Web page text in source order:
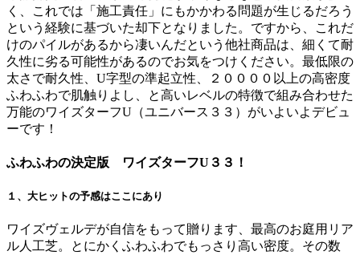
く、これでは「施工責任」にもかかわる問題が生じるだろう
という経験に基づいた却下となりました。ですから、これだ
けのパイルがあるから凄いんだという他社商品は、細くて耐
久性に劣る可能性があるのでお気をつけください。最低限の
太さで耐久性、U字型の準起立性、２００００以上の高密度
ふわふわで肌触りよし、と高いレベルの特徴で組み合わせた
万能のワイズターフU（ユニバース３３）がいよいよデビュ
ーです！
ふわふわの決定版 ワイズターフU３３！
１、大ヒットの予感はここにあり
ワイズヴェルデが自信をもって贈ります、最高のお庭用リア
ル人工芝。とにかくふわふわでもっさり高い密度。その数